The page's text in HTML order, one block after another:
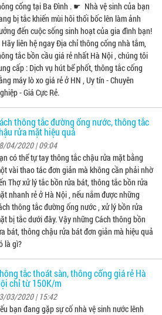
cống tại Ba Đình . ☛ Nhà vệ sinh của bạn
bị tắc khiến mùi hôi thối bốc lên làm ảnh
đến cuộc sống sinh hoạt của gia đình bạn!
Hãy liên hệ ngay Địa chỉ thông cống nhà tắm,
tắc bồn cầu giá rẻ nhất Hà Nội , chúng tôi
cấp : Dịch vụ hút bể phốt, thông tắc cống
máy lò xo giá rẻ ở HN , Uy tín - Chuyên
- Giá Cực Rẻ.
thông tắc đường ống nước, thông tắc
rửa mặt hiệu quả
04/2020 | 09:04
có thể tự tay thông tắc chậu rửa mặt bằng
vài thao tác đơn giản mà không cần phải nhờ
Thợ xử lý tắc bồn rửa bát, thông tắc bồn rửa
nhanh rẻ ở Hà Nội , nếu nắm được những
thông tắc đường ống nước , xử lý bồn rửa
bị tắc dưới đây. Vậy những Cách thông bồn
bát, thông chậu rửa bát đơn giản mà hiệu quả
là gì?
tắc thoát sàn, thông cống giá rẻ Hà
chỉ từ 150K/m
03/2020 | 15:42
bạn đang gặp sự cố nhà vệ sinh nước lênh